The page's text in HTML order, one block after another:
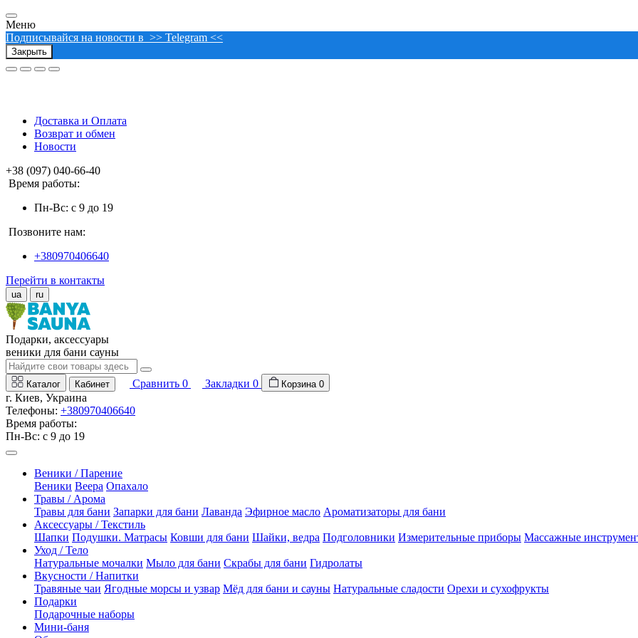
Меню
Подписывайся на новости в >> Telegram <<
Закрыть
Доставка и Оплата
Возврат и обмен
Новости
+38 (097) 040-66-40
Время работы:
Пн-Вс: с 9 до 19
Позвоните нам:
+380970406640
Перейти в контакты
ua ru
Подарки, аксессуары
веники для бани сауны
Каталог Кабинет Сравнить 0 Закладки 0 Корзина 0
г. Киев, Украина
Телефоны: +380970406640
Время работы:
Пн-Вс: с 9 до 19
Веники / Парение
Веники Веера Опахало
Травы / Арома
Травы для бани Запарки для бани Лаванда Эфирное масло Ароматизаторы для бани
Аксессуары / Текстиль
Шапки Подушки. Матрасы Ковши для бани Шайки, ведра Подголовники Измерительные приборы Массажные
Уход / Тело
Натуральные мочалки Мыло для бани Скрабы для бани Гидролаты
Вкусности / Напитки
Травяные чаи Ягодные морсы и узвар Мёд для бани и сауны Натуральные сладости Орехи и сухофрукты
Подарки
Подарочные наборы
Мини-баня